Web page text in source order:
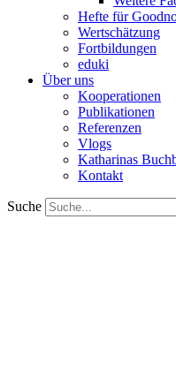
Hefte für
Wertschätzung
Fortbildungen
eduki
Über uns
Kooperationen
Publikationen
Referenzen
Vlogs
Katharinas
Kontakt
Suche